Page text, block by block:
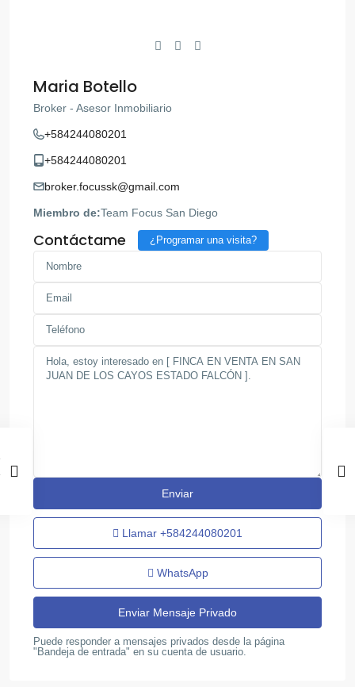
Maria Botello
Broker - Asesor Inmobiliario
+584244080201
+584244080201
broker.focussk@gmail.com
Miembro de:Team Focus San Diego
Contáctame ¿Programar una visita?
Llamar +584244080201
WhatsApp
Puede responder a mensajes privados desde la página
"Bandeja de entrada" en su cuenta de usuario.